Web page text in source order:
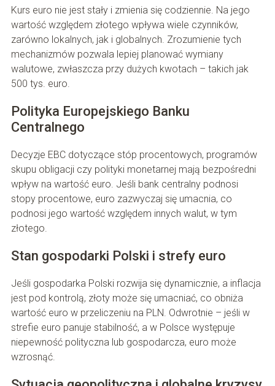
Kurs euro nie jest stały i zmienia się codziennie. Na jego
wartość względem złotego wpływa wiele czynników,
zarówno lokalnych, jak i globalnych. Zrozumienie tych
mechanizmów pozwala lepiej planować wymiany
walutowe, zwłaszcza przy dużych kwotach – takich jak
500 tys. euro.
Polityka Europejskiego Banku
Centralnego
Decyzje EBC dotyczące stóp procentowych, programów
skupu obligacji czy polityki monetarnej mają bezpośredni
wpływ na wartość euro. Jeśli bank centralny podnosi
stopy procentowe, euro zazwyczaj się umacnia, co
podnosi jego wartość względem innych walut, w tym
złotego.
Stan gospodarki Polski i strefy euro
Jeśli gospodarka Polski rozwija się dynamicznie, a inflacja
jest pod kontrolą, złoty może się umacniać, co obniża
wartość euro w przeliczeniu na PLN. Odwrotnie – jeśli w
strefie euro panuje stabilność, a w Polsce występuje
niepewność polityczna lub gospodarcza, euro może
wzrosnąć.